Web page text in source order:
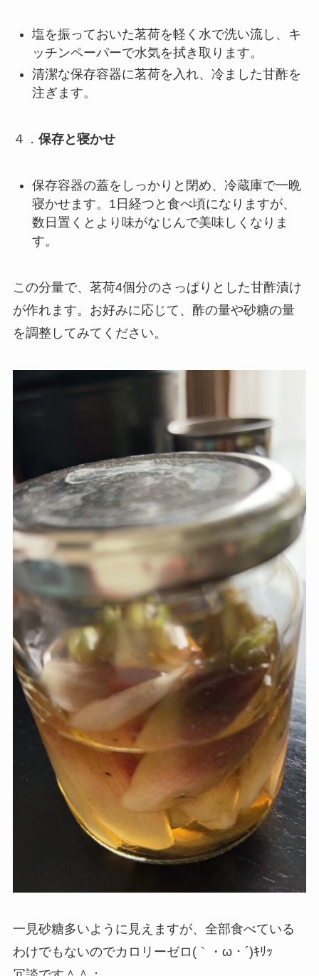
塩を振っておいた茗荷を軽く水で洗い流し、キ
ッチンペーパーで水気を拭き取ります。
清潔な保存容器に茗荷を入れ、冷ました甘酢を
注ぎます。
４． 保存と寝かせ
保存容器の蓋をしっかりと閉め、冷蔵庫で一晩
寝かせます。1日経つと食べ頃になりますが、
数日置くとより味がなじんで美味しくなりま
す。
この分量で、茗荷4個分のさっぱりとした甘酢漬け
が作れます。お好みに応じて、酢の量や砂糖の量
を調整してみてください。
一見砂糖多いように見えますが、全部食べている
わけでもないのでカロリーゼロ(｀・ω・´)ｷﾘｯ